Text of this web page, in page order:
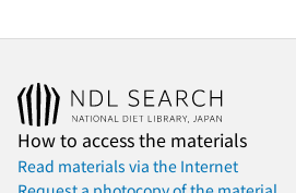
How to access the materials
Read materials via the Internet